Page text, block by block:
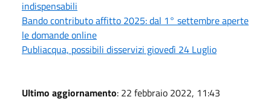
indispensabili
Bando contributo affitto 2025: dal 1° settembre aperte
le domande online
Publiacqua, possibili disservizi giovedì 24 Luglio
Ultimo aggiornamento: 22 febbraio 2022, 11:43